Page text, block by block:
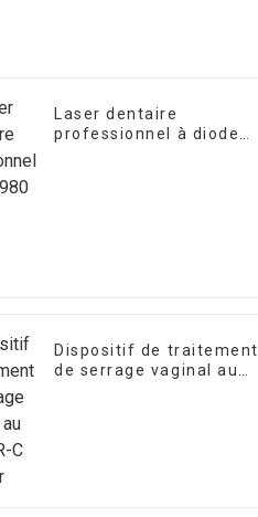
Laser dentaire
professionnel à diode
Dispositif de traitement
de serrage vaginal au